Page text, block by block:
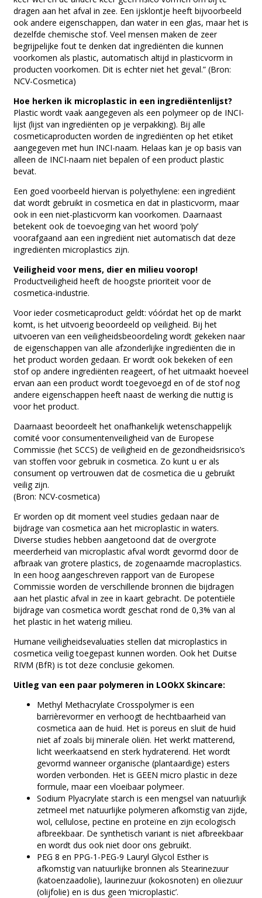
dragen aan het afval in zee. Een ijsklontje heeft bijvoorbeeld
ook andere eigenschappen, dan water in een glas, maar het is
dezelfde chemische stof. Veel mensen maken de zeer
begrijpelijke fout te denken dat ingrediënten die kunnen
voorkomen als plastic, automatisch altijd in plasticvorm in
producten voorkomen. Dit is echter niet het geval.” (Bron:
NCV-Cosmetica)
Hoe herken ik microplastic in een ingrediëntenlijst?
Plastic wordt vaak aangegeven als een polymeer op de INCI-
lijst (lijst van ingrediënten op je verpakking). Bij alle
cosmeticaproducten worden de ingrediënten op het etiket
aangegeven met hun INCI-naam. Helaas kan je op basis van
alleen de INCI-naam niet bepalen of een product plastic
bevat.
Een goed voorbeeld hiervan is polyethylene: een ingrediënt
dat wordt gebruikt in cosmetica en dat in plasticvorm, maar
ook in een niet-plasticvorm kan voorkomen. Daarnaast
betekent ook de toevoeging van het woord ‘poly’
voorafgaand aan een ingrediënt niet automatisch dat deze
ingrediënten microplastics zijn.
Veiligheid voor mens, dier en milieu voorop!
Productveiligheid heeft de hoogste prioriteit voor de
cosmetica-industrie.
Voor ieder cosmeticaproduct geldt: vóórdat het op de markt
komt, is het uitvoerig beoordeeld op veiligheid. Bij het
uitvoeren van een veiligheidsbeoordeling wordt gekeken naar
de eigenschappen van alle afzonderlijke ingrediënten die in
het product worden gedaan. Er wordt ook bekeken of een
stof op andere ingrediënten reageert, of het uitmaakt hoeveel
ervan aan een product wordt toegevoegd en of de stof nog
andere eigenschappen heeft naast de werking die nuttig is
voor het product.
Daarnaast beoordeelt het onafhankelijk wetenschappelijk
comité voor consumentenveiligheid van de Europese
Commissie (het SCCS) de veiligheid en de gezondheidsrisico’s
van stoffen voor gebruik in cosmetica. Zo kunt u er als
consument op vertrouwen dat de cosmetica die u gebruikt
veilig zijn.
(Bron: NCV-cosmetica)
Er worden op dit moment veel studies gedaan naar de
bijdrage van cosmetica aan het microplastic in waters.
Diverse studies hebben aangetoond dat de overgrote
meerderheid van microplastic afval wordt gevormd door de
afbraak van grotere plastics, de zogenaamde macroplastics.
In een hoog aangeschreven rapport van de Europese
Commissie worden de verschillende bronnen die bijdragen
aan het plastic afval in zee in kaart gebracht. De potentiële
bijdrage van cosmetica wordt geschat rond de 0,3% van al
het plastic in het waterig milieu.
Humane veiligheidsevaluaties stellen dat microplastics in
cosmetica veilig toegepast kunnen worden. Ook het Duitse
RIVM (BfR) is tot deze conclusie gekomen.
Uitleg van een paar polymeren in LOOkX Skincare:
Methyl Methacrylate Crosspolymer is een
barrièrevormer en verhoogt de hechtbaarheid van
cosmetica aan de huid. Het is poreus en sluit de huid
niet af zoals bij minerale oliën. Het werkt matterend,
licht weerkaatsend en sterk hydraterend. Het wordt
gevormd wanneer organische (plantaardige) esters
worden verbonden. Het is GEEN micro plastic in deze
formule, maar een vloeibaar polymeer.
Sodium Plyacrylate starch is een mengsel van natuurlijk
zetmeel met natuurlijke polymeren afkomstig van zijde,
wol, cellulose, pectine en proteïne en zijn ecologisch
afbreekbaar. De synthetisch variant is niet afbreekbaar
en wordt dus ook niet door ons gebruikt.
PEG 8 en PPG-1-PEG-9 Lauryl Glycol Esther is
afkomstig van natuurlijke bronnen als Stearinezuur
(katoenzaadolie), laurinezuur (kokosnoten) en oliezuur
(olijfolie) en is dus geen ‘microplastic’.